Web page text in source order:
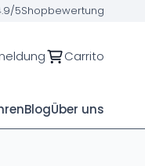
5Shopbewertung
Carrito
BlogÜber uns